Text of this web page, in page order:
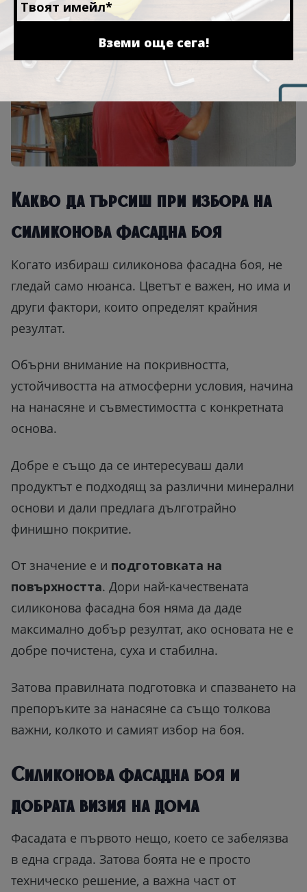
боядисване.
Какво да търсиш при избора на
силиконова фасадна боя
Когато избираш силиконова фасадна боя, не
гледай само нюанса. Цветът е важен, но има и
други фактори, които определят крайния
резултат.
Обърни внимание на покривността,
устойчивостта на атмосферни условия, начина
на нанасяне и съвместимостта с конкретната
основа.
Добре е също да се интересуваш дали
продуктът е подходящ за различни минерални
основи и дали предлага дълготрайно
финишно покритие.
От значение е и подготовката на
повърхността. Дори най-качествената
силиконова фасадна боя няма да даде
максимално добър резултат, ако основата не е
добре почистена, суха и стабилна.
Затова правилната подготовка и спазването на
препоръките за нанасяне са също толкова
важни, колкото и самият избор на боя.
Силиконова фасадна боя и
добрата визия на дома
Фасадата е първото нещо, което се забелязва
в една сграда. Затова боята не е просто
техническо решение, а важна част от
Вземи още сега!